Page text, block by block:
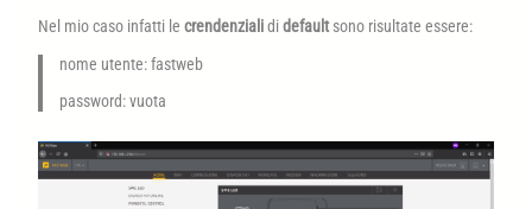
Nel mio caso infatti le crendenzialididefaultsono risultate essere:
nome utente: fastweb
password: vuota